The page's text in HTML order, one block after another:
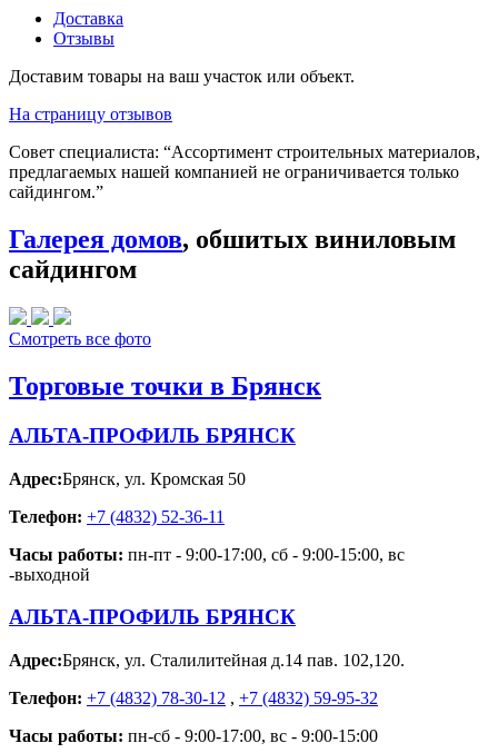
Доставка
Отзывы
Доставим товары на ваш участок или объект.
На страницу отзывов
Совет специалиста: “Ассортимент строительных материалов,
предлагаемых нашей компанией не ограничивается только
сайдингом.”
Галерея домов, обшитых виниловым
сайдингом
Смотреть все фото
Торговые точки в Брянск
АЛЬТА-ПРОФИЛЬ БРЯНСК
Адрес:Брянск, ул. Кромская 50
Телефон: +7 (4832) 52-36-11
Часы работы: пн-пт - 9:00-17:00, сб - 9:00-15:00, вс
-выходной
АЛЬТА-ПРОФИЛЬ БРЯНСК
Адрес:Брянск, ул. Сталилитейная д.14 пав. 102,120.
Телефон: +7 (4832) 78-30-12 , +7 (4832) 59-95-32
Часы работы: пн-сб - 9:00-17:00, вс - 9:00-15:00